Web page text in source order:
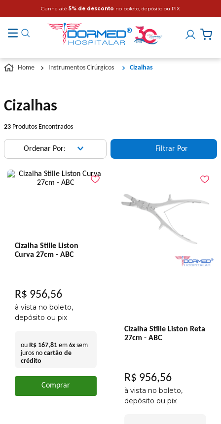
Ganhe até 5% de desconto no boleto, depósito ou PIX
Instrumentos Cirúrgicos Cizalhas
Cizalhas
23 Produtos Encontrados
Cizalha Stille Liston
Curva 27cm - ABC
R$ 956,56
à vista no boleto,
depósito ou pix
ou R$ 167,81 em 6x sem
juros no cartão de
crédito
Comprar
Cizalha Stille Liston Reta
27cm - ABC
R$ 956,56
à vista no boleto,
depósito ou pix